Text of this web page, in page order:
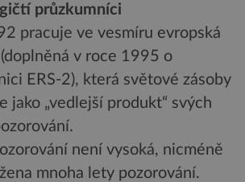
průzkumníci
pracuje ve vesmíru evropská
v roce 1995 o
ERS-2), která světové zásoby
jako „vedlejší produkt“ svých
není vysoká, nicméně
mnoha lety pozorování.